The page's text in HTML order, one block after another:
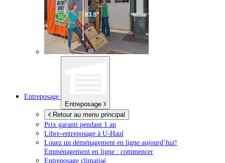
Entreposage
Entreposage
Retour au menu principal
Prix garanti pendant 1 an
Libre-entreposage à U-Haul
Louez un déménagement en ligne aujourd’hui!
Emménagement en ligne : commencer
Entreposage climatisé